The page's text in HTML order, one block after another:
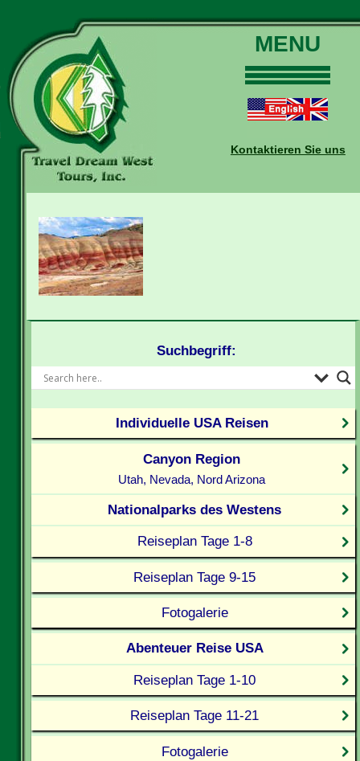
MENU
Touren
Daten und Preise
Buchungen
Kontaktieren Sie uns
Suchbegriff:
Individuelle USA Reisen
Canyon Region
Utah, Nevada, Nord Arizona
Nationalparks des Westens
Reiseplan Tage 1-8
Reiseplan Tage 9-15
Fotogalerie
Abenteuer Reise USA
Reiseplan Tage 1-10
Reiseplan Tage 11-21
Fotogalerie